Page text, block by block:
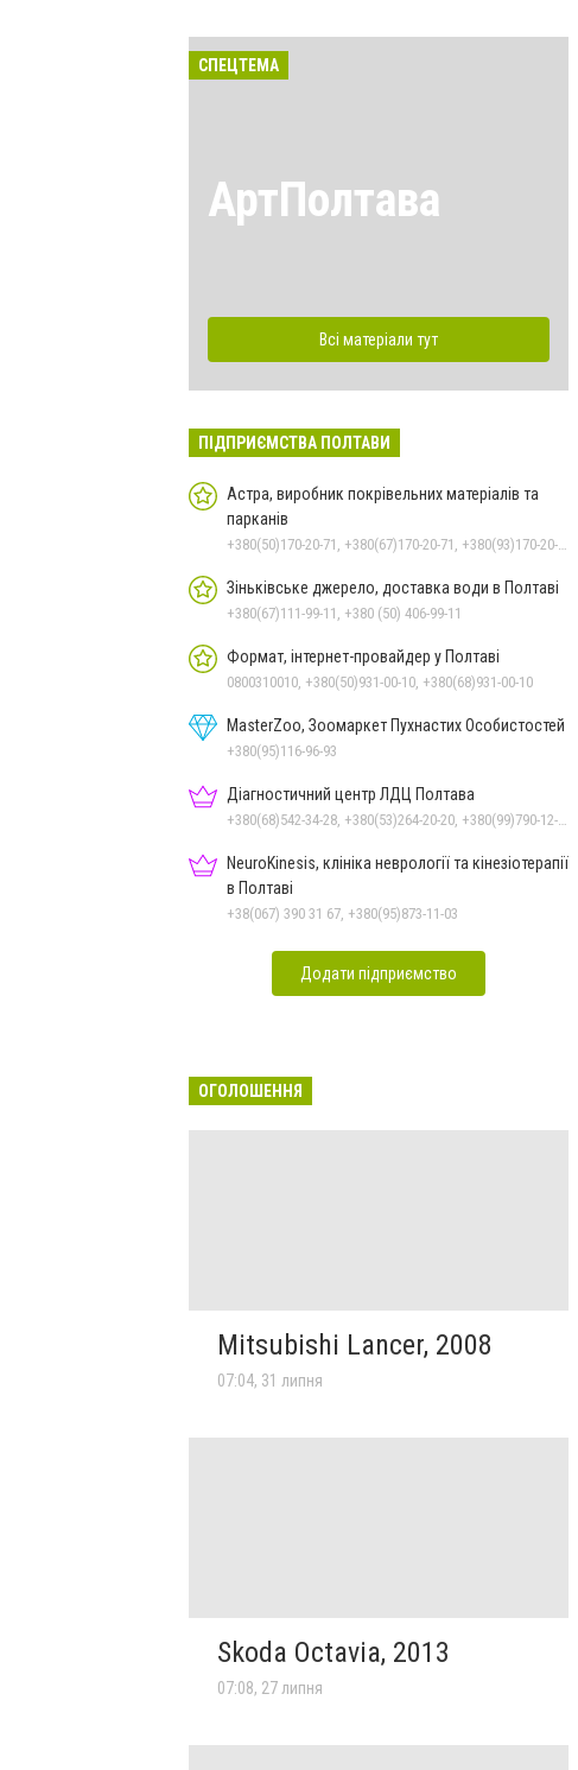
СПЕЦТЕМА
АртПолтава
Всі матеріали тут
ПІДПРИЄМСТВА ПОЛТАВИ
Астра, виробник покрівельних матеріалів та
парканів
Зіньківське джерело, доставка води в Полтаві
+380(67)111-99-11, +380 (50) 406-99-11
Формат, інтернет-провайдер у Полтаві
0800310010, +380(50)931-00-10, +380(68)931-00-10
MasterZoo, Зоомаркет Пухнастих Особистостей
+380(95)116-96-93
Діагностичний центр ЛДЦ Полтава
NeuroKinesis, клініка неврології та кінезіотерапії
в Полтаві
+38(067) 390 31 67, +380(95)873-11-03
Додати підприємство
ОГОЛОШЕННЯ
Mitsubishi Lancer, 2008
07:04, 31 липня
Skoda Octavia, 2013
07:08, 27 липня